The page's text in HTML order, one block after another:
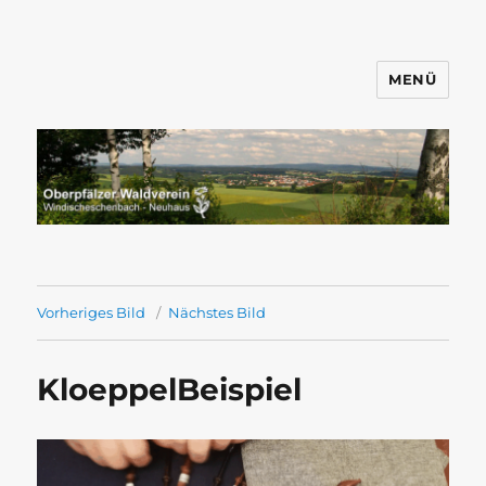
Windischeschenbach-Neuhaus
MENÜ
Vorheriges Bild Nächstes Bild
KloeppelBeispiel